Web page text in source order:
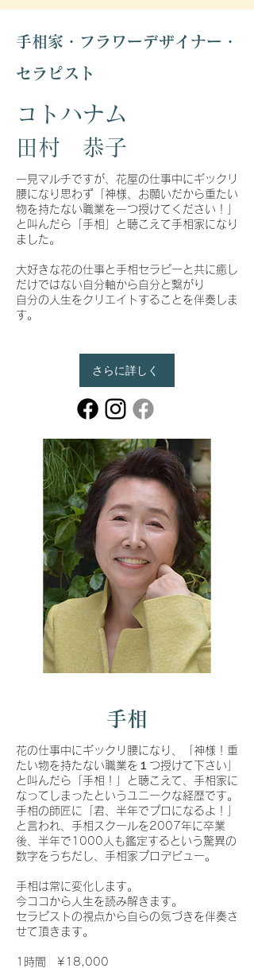
手相家・フラワーデザイナー・
セラピスト
コトハナム
田村 恭子
一見マルチですが、花屋の仕事中にギックリ
腰になり思わず「神様、お願いだから重たい
物を持たない職業を一つ授けてください！」
と叫んだら「手相」と聴こえて手相家になり
ました。
大好きな花の仕事と手相セラピーと共に癒し
だけではない自分軸から自分と繋がり
自分の人生をクリエイトすることを伴奏しま
す。
さらに詳しく
手相
花の仕事中にギックリ腰になり、「神様！重
たい物を持たない職業を１つ授けて下さい」
と叫んだら「手相！」と聴こえて、手相家に
なってしまったというユニークな経歴です。
手相の師匠に「君、半年でプロになるよ！」
と言われ、手相スクールを2007年に卒業
後、半年で1000人も鑑定するという驚異の
数字をうちだし、手相家プロデビュー。
手相は常に変化します。
今ココから人生を読み解きます。
​セラピストの視点から自らの気づきを伴奏さ
せて頂きます。
1時間 ¥18,000